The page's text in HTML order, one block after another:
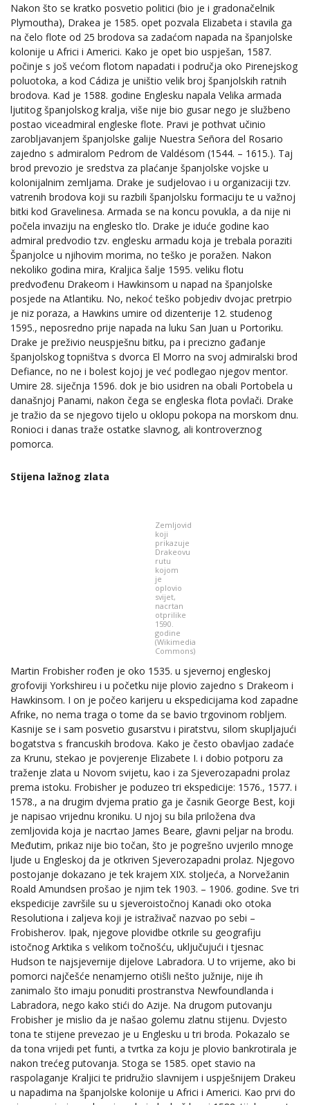
Nakon što se kratko posvetio politici (bio je i gradonačelnik
Plymoutha), Drakea je 1585. opet pozvala Elizabeta i stavila ga
na čelo flote od 25 brodova sa zadaćom napada na španjolske
kolonije u Africi i Americi. Kako je opet bio uspješan, 1587.
počinje s još većom flotom napadati i područja oko Pirenejskog
poluotoka, a kod Cádiza je uništio velik broj španjolskih ratnih
brodova. Kad je 1588. godine Englesku napala Velika armada
ljutitog španjolskog kralja, više nije bio gusar nego je službeno
postao viceadmiral engleske flote. Pravi je pothvat učinio
zarobljavanjem španjolske galije Nuestra Señora del Rosario
zajedno s admiralom Pedrom de Valdésom (1544. – 1615.). Taj
brod prevozio je sredstva za plaćanje španjolske vojske u
kolonijalnim zemljama. Drake je sudjelovao i u organizaciji tzv.
vatrenih brodova koji su razbili španjolsku formaciju te u važnoj
bitki kod Gravelinesa. Armada se na koncu povukla, a da nije ni
počela invaziju na englesko tlo. Drake je iduće godine kao
admiral predvodio tzv. englesku armadu koja je trebala poraziti
Španjolce u njihovim morima, no teško je poražen. Nakon
nekoliko godina mira, Kraljica šalje 1595. veliku flotu
predvođenu Drakeom i Hawkinsom u napad na španjolske
posjede na Atlantiku. No, nekoć teško pobjediv dvojac pretrpio
je niz poraza, a Hawkins umire od dizenterije 12. studenog
1595., neposredno prije napada na luku San Juan u Portoriku.
Drake je preživio neuspješnu bitku, pa i precizno gađanje
španjolskog topništva s dvorca El Morro na svoj admiralski brod
Defiance, no ne i bolest kojoj je već podlegao njegov mentor.
Umire 28. siječnja 1596. dok je bio usidren na obali Portobela u
današnjoj Panami, nakon čega se engleska flota povlači. Drake
je tražio da se njegovo tijelo u oklopu pokopa na morskom dnu.
Ronioci i danas traže ostatke slavnog, ali kontroverznog
pomorca.
Stijena lažnog zlata
Zemljovid
koji
prikazuje
Drakeovu
rutu
kojom
je
oplovio
svijet,
nacrtan
otprilike
1590.
godine
(Wikimedia
Commons)
Martin Frobisher rođen je oko 1535. u sjevernoj engleskoj
grofoviji Yorkshireu i u početku nije plovio zajedno s Drakeom i
Hawkinsom. I on je počeo karijeru u ekspedicijama kod zapadne
Afrike, no nema traga o tome da se bavio trgovinom robljem.
Kasnije se i sam posvetio gusarstvu i piratstvu, silom skupljajući
bogatstva s francuskih brodova. Kako je često obavljao zadaće
za Krunu, stekao je povjerenje Elizabete I. i dobio potporu za
traženje zlata u Novom svijetu, kao i za Sjeverozapadni prolaz
prema istoku. Frobisher je poduzeo tri ekspedicije: 1576., 1577. i
1578., a na drugim dvjema pratio ga je časnik George Best, koji
je napisao vrijednu kroniku. U njoj su bila priložena dva
zemljovida koja je nacrtao James Beare, glavni peljar na brodu.
Međutim, prikaz nije bio točan, što je pogrešno uvjerilo mnoge
ljude u Engleskoj da je otkriven Sjeverozapadni prolaz. Njegovo
postojanje dokazano je tek krajem XIX. stoljeća, a Norvežanin
Roald Amundsen prošao je njim tek 1903. – 1906. godine. Sve tri
ekspedicije završile su u sjeveroistočnoj Kanadi oko otoka
Resolutiona i zaljeva koji je istraživač nazvao po sebi –
Frobisherov. Ipak, njegove plovidbe otkrile su geografiju
istočnog Arktika s velikom točnošću, uključujući i tjesnac
Hudson te najsjevernije dijelove Labradora. U to vrijeme, ako bi
pomorci najčešće nenamjerno otišli nešto južnije, nije ih
zanimalo što imaju ponuditi prostranstva Newfoundlanda i
Labradora, nego kako stići do Azije. Na drugom putovanju
Frobisher je mislio da je našao golemu zlatnu stijenu. Dvjesto
tona te stijene prevezao je u Englesku u tri broda. Pokazalo se
da tona vrijedi pet funti, a tvrtka za koju je plovio bankrotirala je
nakon trećeg putovanja. Stoga se 1585. opet stavio na
raspolaganje Kraljici te pridružio slavnijem i uspješnijem Drakeu
u napadima na španjolske kolonije u Africi i Americi. Kao prvi do